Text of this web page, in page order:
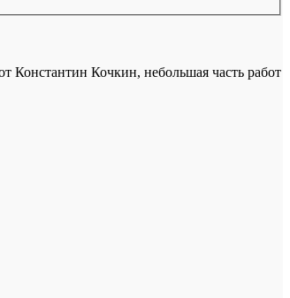
Константин Кочкин, небольшая часть работ